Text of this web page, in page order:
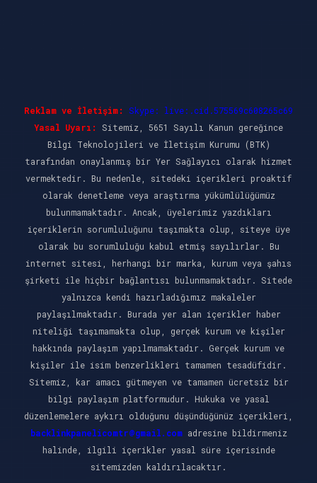
Reklam ve İletişim:
Skype: live:.cid.575569c608265c69
Yasal Uyarı:
Sitemiz, 5651 Sayılı Kanun gereğince
Bilgi Teknolojileri ve İletişim Kurumu (BTK)
tarafından onaylanmış bir Yer Sağlayıcı olarak hizmet
vermektedir. Bu nedenle, sitedeki içerikleri proaktif
olarak denetleme veya araştırma yükümlülüğümüz
bulunmamaktadır. Ancak, üyelerimiz yazdıkları
içeriklerin sorumluluğunu taşımakta olup, siteye üye
olarak bu sorumluluğu kabul etmiş sayılırlar. Bu
internet sitesi, herhangi bir marka, kurum veya şahıs
şirketi ile hiçbir bağlantısı bulunmamaktadır. Sitede
yalnızca kendi hazırladığımız makaleler
paylaşılmaktadır. Burada yer alan içerikler haber
niteliği taşımamakta olup, gerçek kurum ve kişiler
hakkında paylaşım yapılmamaktadır. Gerçek kurum ve
kişiler ile isim benzerlikleri tamamen tesadüfidir.
Sitemiz, kar amacı gütmeyen ve tamamen ücretsiz bir
bilgi paylaşım platformudur. Hukuka ve yasal
düzenlemelere aykırı olduğunu düşündüğünüz içerikleri,
backlinkpanelicomtr@gmail.comadresine bildirmeniz
halinde, ilgili içerikler yasal süre içerisinde
sitemizden kaldırılacaktır.